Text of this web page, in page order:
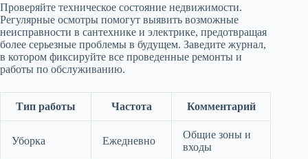
Проверяйте техническое состояние недвижимости.
Регулярные осмотры помогут выявить возможные
неисправности в сантехнике и электрике, предотвращая
более серьезные проблемы в будущем. Заведите журнал,
в котором фиксируйте все проведенные ремонты и
работы по обслуживанию.
Тип работы Частота Комментарий
Уборка Ежедневно
Общие зоны и
входы